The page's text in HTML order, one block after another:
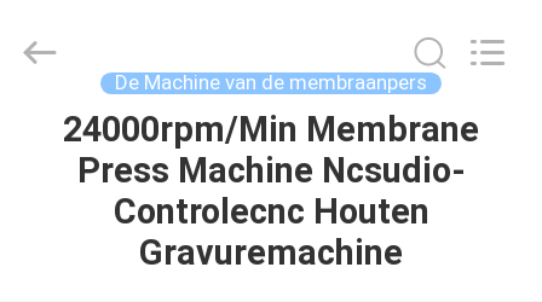
HUIS
PRODUCTEN
Export
De Machine van de membraanpers
24000rpm/Min Membrane
Press Machine Ncsudio-
Controlecnc Houten
Gravuremachine